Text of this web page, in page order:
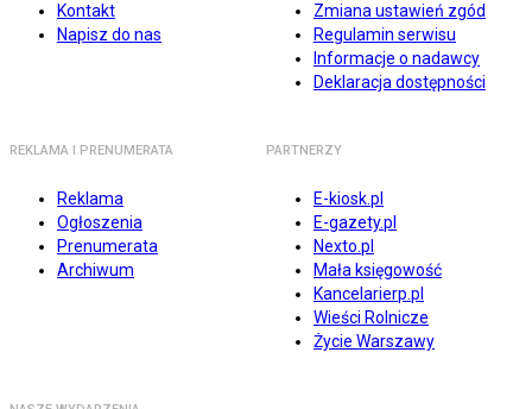
Kontakt
Napisz do nas
Zmiana ustawień zgód
Regulamin serwisu
Informacje o nadawcy
Deklaracja dostępności
REKLAMA I PRENUMERATA
Reklama
Ogłoszenia
Prenumerata
Archiwum
PARTNERZY
E-kiosk.pl
E-gazety.pl
Nexto.pl
Mała księgowość
Kancelarierp.pl
Wieści Rolnicze
Życie Warszawy